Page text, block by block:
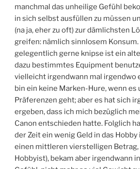
manchmal das unheilige Gefühl
in sich selbst ausfüllen zu müssen
(na ja, eher zu oft) zur dämlichsten
greifen: nämlich sinnlosem Konsum.
gelegentlich gerne knipse ist ein
dazu bestimmtes Equipment
vielleicht irgendwann mal irgendwo
bin ein keine Marken-Hure, wenn es
Präferenzen geht; aber es hat sich
ergeben, dass ich mich bezüglich
Canon entschieden hatte. Folglich
der Zeit ein wenig Geld in das
einen mittleren vierstelligen Betrag,
Hobbyist), bekam aber irgendwann